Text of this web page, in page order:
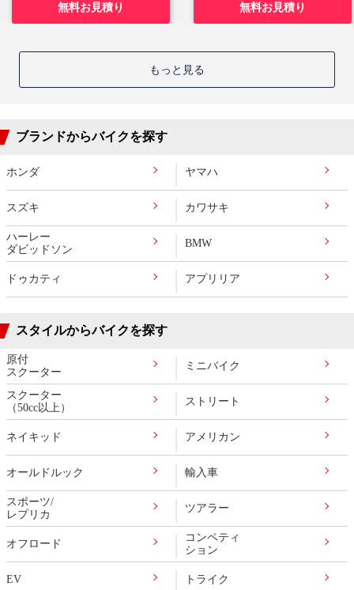
無料お見積り 無料お見積り
もっと見る
ブランドからバイクを探す
ホンダ ヤマハ
スズキ カワサキ
ハーレー
ダビッドソン
BMW
ドゥカティ アプリリア
スタイルからバイクを探す
原付
スクーター
ミニバイク
スクーター
（50cc以上）
ストリート
ネイキッド アメリカン
オールドルック 輸入車
スポーツ/
レプリカ
ツアラー
オフロード
コンペティ
ション
EV トライク